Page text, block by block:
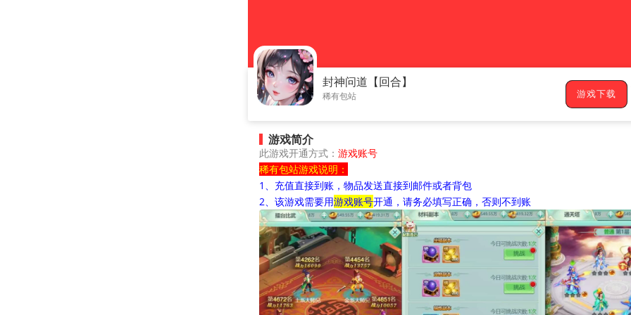
封神问道【回合】
稀有包站 游戏下载
游戏简介
此游戏开通方式： 游戏账号
稀有包站游戏说明：
1、充值直接到账，物品发送直接到邮件或者背包
2、该游戏需要用游戏账号开通，请务必填写正确，否则不到账